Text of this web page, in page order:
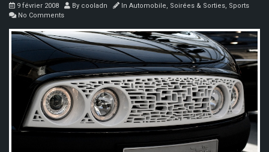
9 février 2008 By cooladn In Automobile, Soirées & Sorties, Sports
No Comments